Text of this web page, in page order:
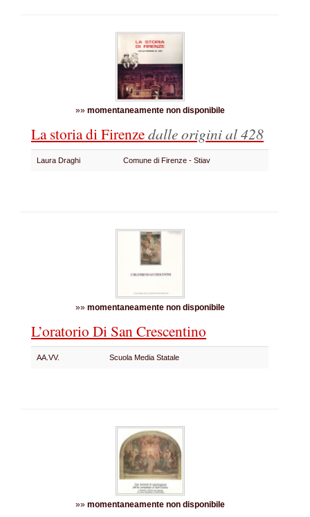
»» momentaneamente non disponibile
La storia di Firenzedalle origini al 428
Laura Draghi Comune di Firenze - Stiav
»» momentaneamente non disponibile
L’oratorio Di San Crescentino
AA.VV. Scuola Media Statale
»» momentaneamente non disponibile